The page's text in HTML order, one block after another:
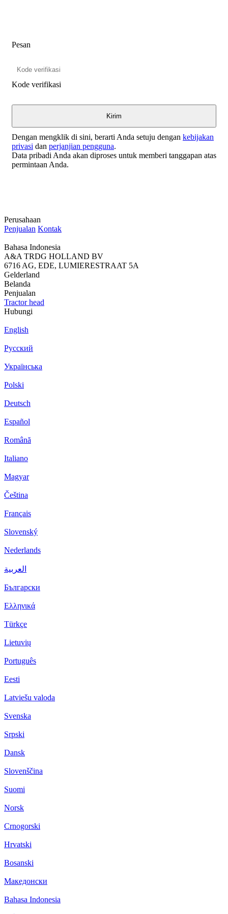
Pesan
Kode verifikasi
Dengan mengklik di sini, berarti Anda setuju dengan kebijakan
privasi dan perjanjian pengguna.
Data pribadi Anda akan diproses untuk memberi tanggapan atas
permintaan Anda.
Perusahaan
Penjualan Kontak
Bahasa Indonesia
A&A TRDG HOLLAND BV
6716 AG, EDE, LUMIERESTRAAT 5A
Gelderland
Belanda
Penjualan
Tractor head
Hubungi
English
Русский
Українська
Polski
Deutsch
Español
Română
Italiano
Magyar
Čeština
Français
Slovenský
Nederlands
العربية
Български
Ελληνικά
Türkçe
Lietuvių
Português
Eesti
Latviešu valoda
Svenska
Srpski
Dansk
Slovenščina
Suomi
Norsk
Crnogorski
Hrvatski
Bosanski
Македонски
Bahasa Indonesia